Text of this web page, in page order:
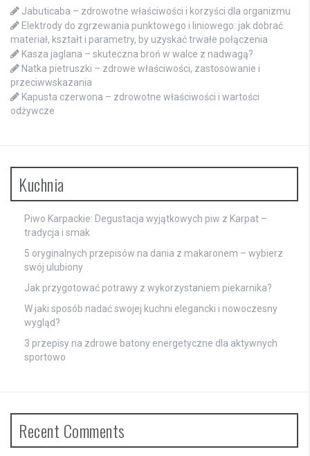
Jabuticaba – zdrowotne właściwości i korzyści dla organizmu
Elektrody do zgrzewania punktowego i liniowego: jak dobrać
materiał, kształt i parametry, by uzyskać trwałe połączenia
Kasza jaglana – skuteczna broń w walce z nadwagą?
Natka pietruszki – zdrowe właściwości, zastosowanie i
przeciwwskazania
Kapusta czerwona – zdrowotne właściwości i wartości
odżywcze
Kuchnia
Piwo Karpackie: Degustacja wyjątkowych piw z Karpat –
tradycja i smak
5 oryginalnych przepisów na dania z makaronem – wybierz
swój ulubiony
Jak przygotować potrawy z wykorzystaniem piekarnika?
W jaki sposób nadać swojej kuchni elegancki i nowoczesny
wygląd?
3 przepisy na zdrowe batony energetyczne dla aktywnych
sportowo
Recent Comments